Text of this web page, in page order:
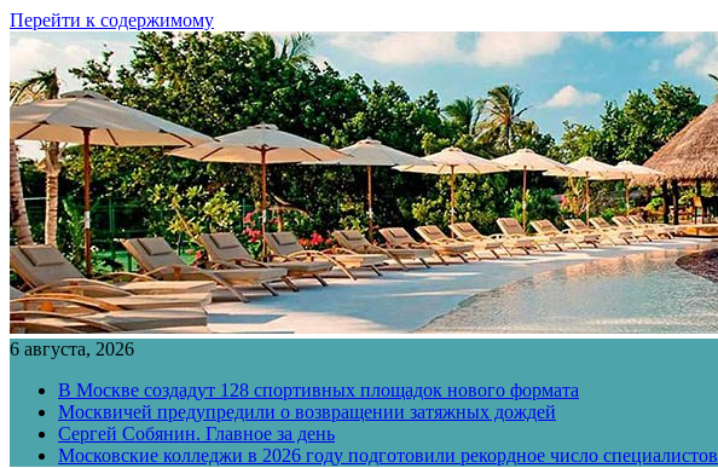
Перейти к содержимому
6 августа, 2026
В Москве создадут 128 спортивных площадок нового формата
Москвичей предупредили о возвращении затяжных дождей
Сергей Собянин. Главное за день
Московские колледжи в 2026 году подготовили рекордное число специалистов